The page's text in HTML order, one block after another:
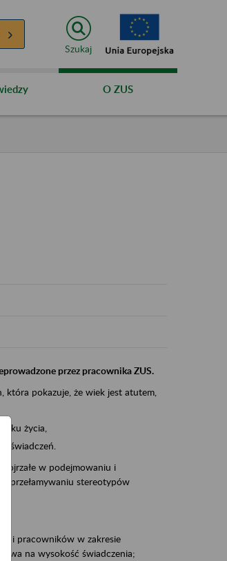
Szukaj
O ZUS
przez pracownika ZUS.
która pokazuje, że wiek jest atutem,
życia,
świadczeń.
dojrzałe w podejmowaniu i
przełamywaniu stereotypów
i pracowników w zakresie
na wysokość świadczenia;